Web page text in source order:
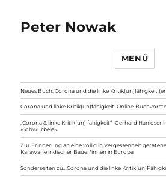
Peter Nowak
MENÜ
Neues Buch: Corona und die linke Kritik(un)fähigkeit
Corona und linke Kritik(un)fähigkeit. Online-
„Corona & linke Kritik(un) fähigkeit“- Gerhard Hanloser
»Schwurbelei«
Zur Erinnerung an eine völlig in Vergessenheit
Karawane indischer Bauer*innen in Europa
Sonderseiten zu…Corona und die linke